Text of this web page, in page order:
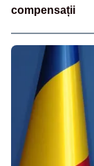
compensații